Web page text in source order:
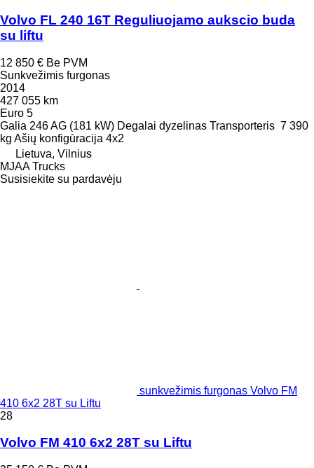
Volvo FL 240 16T Reguliuojamo aukscio buda
su liftu
12 850 € Be PVM
Sunkvežimis furgonas
2014
427 055 km
Euro 5
Galia 246 AG (181 kW) Degalai dyzelinas Transporteris 7 390
kg Ašių konfigūracija 4x2
Lietuva, Vilnius
MJAA Trucks
Susisiekite su pardavėju
sunkvežimis furgonas Volvo FM
410 6x2 28T su Liftu
28
Volvo FM 410 6x2 28T su Liftu